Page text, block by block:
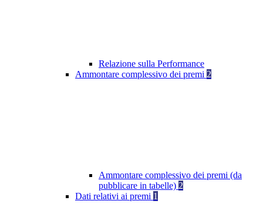
Relazione sulla Performance
Ammontare complessivo dei premi 2
Ammontare complessivo dei premi (da
pubblicare in tabelle) 2
Dati relativi ai premi 1